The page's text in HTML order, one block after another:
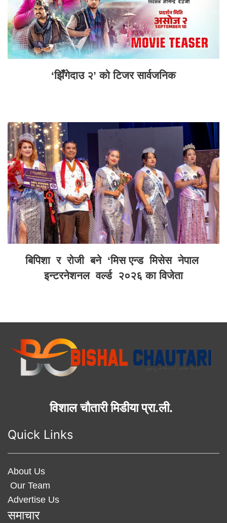
‘झिँगेदाउ २’ को टिजर सार्वजनिक
बिपिशा र रोजी बने ‘मिस एन्ड मिसेस नेपाल
इन्टरनेशनल वर्ल्ड २०२६ का विजेता
विशाल चौतारी मिडीया प्रा.ली.
Quick Links
About Us
Our Team
Advertise Us
समाचार